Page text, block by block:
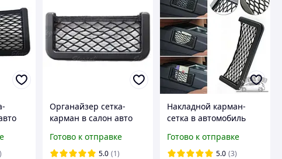
Органайзер сетка-
карман в салон авто
100 670
Готово к отправке
5.0 (1)
Накладной карман-
сетка в автомобиль
Готово к отправке
5.0 (3)